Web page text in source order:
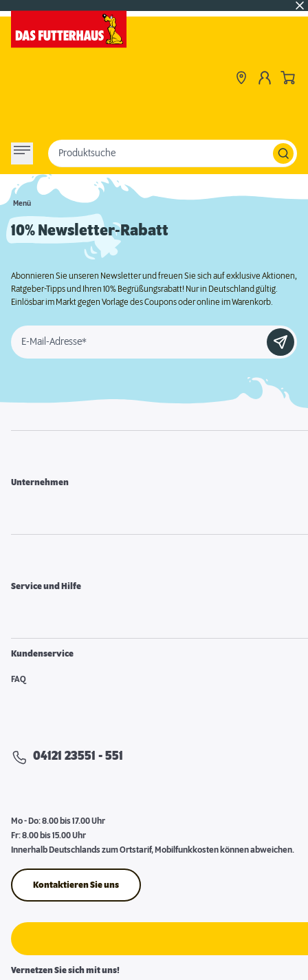
Menü
Produktsuche
10% Newsletter-Rabatt
Abonnieren Sie unseren Newsletter und freuen Sie sich auf exklusive Aktionen,
Ratgeber-Tipps und Ihren 10% Begrüßungsrabatt! Nur in Deutschland gültig.
Einlösbar im Markt gegen Vorlage des Coupons oder online im Warenkorb.
E-Mail-Adresse*
Unternehmen
Service und Hilfe
Kundenservice
FAQ
04121 23551 - 551
Mo - Do: 8.00 bis 17.00 Uhr
Fr: 8.00 bis 15.00 Uhr
Innerhalb Deutschlands zum Ortstarif, Mobilfunkkosten können abweichen.
Kontaktieren Sie uns
Vernetzen Sie sich mit uns!